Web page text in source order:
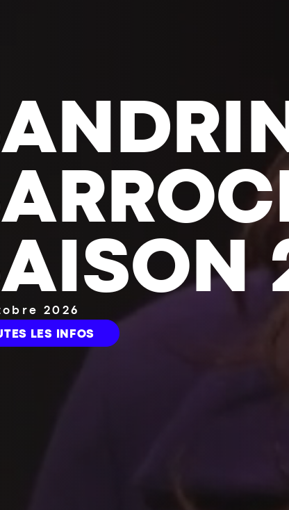
-
2027
LES INFOS